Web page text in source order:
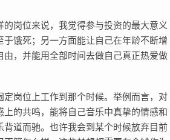
岗位来说，我觉得参与投资的最大意义
饿死；另一方面能让自己在年龄不断增
，并能用全部时间去做自己真正热爱做
岗位上工作到那个时候。举例而言，对
的共鸣，能将自己音乐中真挚的情感和
道而驰。也许我会到某个时候放弃目前